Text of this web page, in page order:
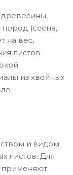
древесины,
(сосна,
на вес,
листов.
из хвойных
и видом
листов. Для
применяют